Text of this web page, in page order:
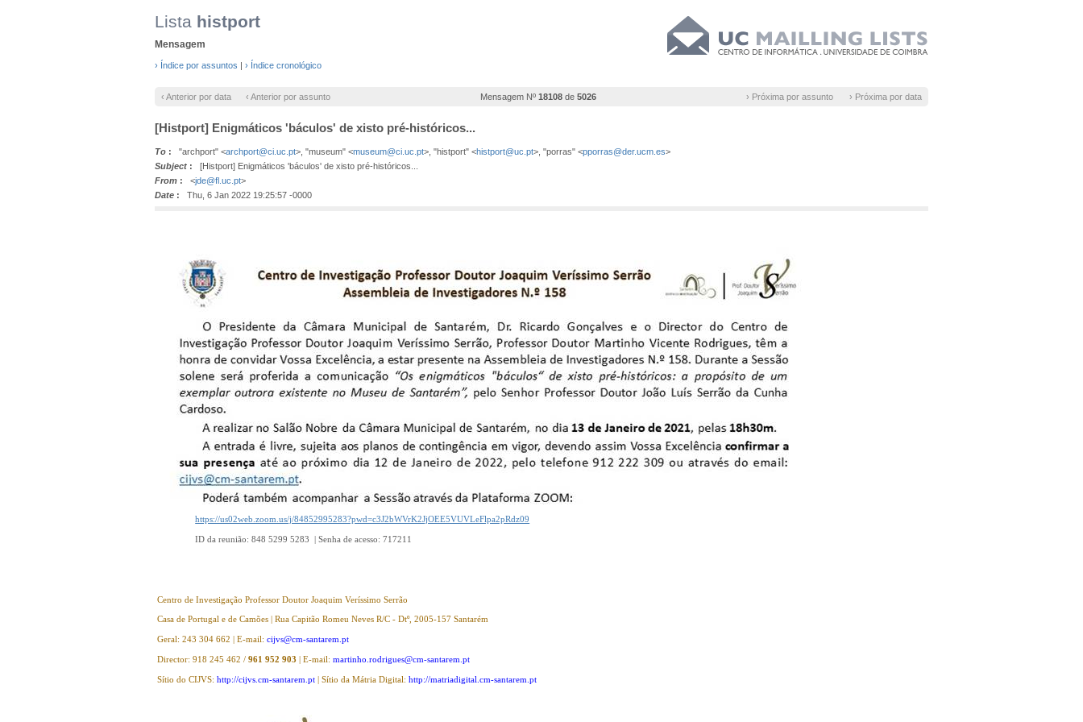
Lista histport
Mensagem
› Índice por assuntos | › Índice cronológico
‹ Anterior por data ‹ Anterior por assunto Mensagem Nº 18108 de 5026 › Próxima por assunto › Próxima por data
[Histport] Enigmáticos 'báculos' de xisto pré-históricos...
To : "archport" <archport@ci.uc.pt>, "museum" <museum@ci.uc.pt>, "histport" <histport@uc.pt>, "porras" <pporras@der.ucm.es>
Subject : [Histport] Enigmáticos 'báculos' de xisto pré-históricos...
From : <jde@fl.uc.pt>
Date : Thu, 6 Jan 2022 19:25:57 -0000
https://us02web.zoom.us/j/84852995283?pwd=c3J2bWVrK2JjOEE5VUVLeFlpa2pRdz09
ID da reunião: 848 5299 5283 | Senha de acesso: 717211
Centro de Investigação Professor Doutor Joaquim Veríssimo Serrão
Casa de Portugal e de Camões | Rua Capitão Romeu Neves R/C - Dtº, 2005-157 Santarém
Geral: 243 304 662 | E-mail: cijvs@cm-santarem.pt
Director: 918 245 462 / 961 952 903 | E-mail: martinho.rodrigues@cm-santarem.pt
Sítio do CIJVS: http://cijvs.cm-santarem.pt | Sítio da Mátria Digital: http://matriadigital.cm-santarem.pt